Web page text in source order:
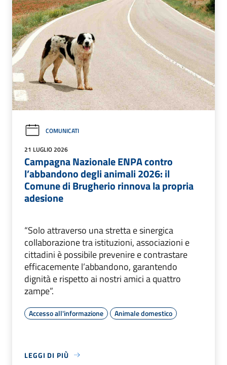
COMUNICATI
21 LUGLIO 2026
Campagna Nazionale ENPA contro
l’abbandono degli animali 2026: il
Comune di Brugherio rinnova la propria
adesione
“Solo attraverso una stretta e sinergica
collaborazione tra istituzioni, associazioni e
cittadini è possibile prevenire e contrastare
efficacemente l’abbandono, garantendo
dignità e rispetto ai nostri amici a quattro
zampe”.
Accesso all'informazione Animale domestico
LEGGI DI PIÙ